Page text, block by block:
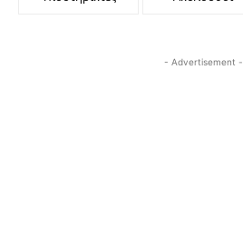
- Advertisement -